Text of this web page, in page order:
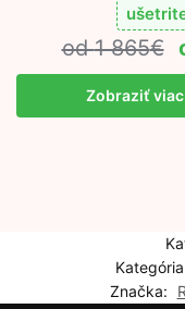
1 865€
Zobraziť
Značka: